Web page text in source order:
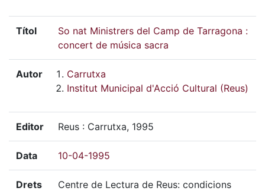
Títol
So nat Ministrers del Camp de Tarragona :
concert de música sacra
Autor
Carrutxa
Institut Municipal d'Acció Cultural (Reus)
Editor Reus : Carrutxa, 1995
Data 10-04-1995
Drets
Centre de Lectura de Reus: condicions